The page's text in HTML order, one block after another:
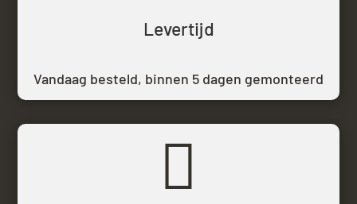
Levertijd
Vandaag besteld, binnen 5 dagen gemonteerd
